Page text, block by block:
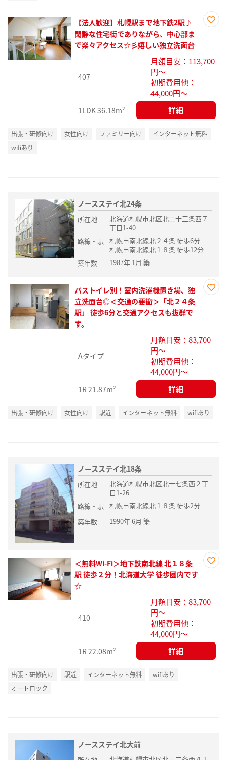
録
【法人歓迎】札幌駅まで地下鉄2駅♪
閑静な住宅街でありながら、中心部ま
で楽々アクセス☆彡嬉しい独立洗面台
407
月額目安：113,700
円～
初期費用他：
44,000円～
1LDK36.18m² 詳細
出張・研修向け 女性向け ファミリー向け
インターネット無料
wifiあり
ノースステイ北24条
所在地
北海道札幌市北区北二十三条西７
丁目1-40
路線・駅
札幌市南北線北２４条 徒歩6分
札幌市南北線北１８条 徒歩12分
築年数
1987年 1月 築
バストイレ別！室内洗濯機置き場、独
立洗面台◎＜交通の要衝＞「北２４条
駅」 徒歩6分と交通アクセスも抜群で
す。
Aタイプ
月額目安：83,700
円～
初期費用他：
44,000円～
1R 21.87m² 詳細
出張・研修向け 女性向け 駅近 インターネット無料 wifiあり
ノースステイ北18条
所在地
北海道札幌市北区北十七条西２丁
目1-26
路線・駅
札幌市南北線北１８条 徒歩2分
築年数
1990年 6月 築
録
＜無料Wi-Fi＞地下鉄南北線 北１８条
駅 徒歩２分！北海道大学 徒歩圏内です
☆
410
月額目安：83,700
円～
初期費用他：
44,000円～
1R 22.08m² 詳細
出張・研修向け 駅近 インターネット無料
wifiあり
オートロック
ノースステイ北大前